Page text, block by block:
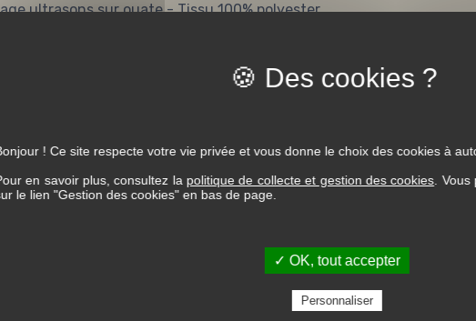
ultrasons sur ouate - Tissu 100% polyester
2 aérateurs déco
thermoliée hyppoallergénique,
! Ce site respecte votre vie privée et vous donne le choix des cookies à
en savoir plus, consultez la politique de collecte et gestion des cookies .
le lien "Gestion des cookies" en bas de page.
✓ OK, tout accepter
Personnaliser